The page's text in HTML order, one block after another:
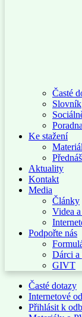
Časté
Slovník
Ke stažení
Aktuality
Kontakt
Media
Články
Videa
Podpořte nás
Dárci a
GIVT
Časté dotazy
Internetové
Přihlásit k